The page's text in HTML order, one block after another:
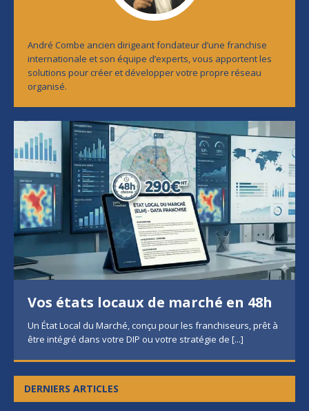
André Combe ancien dirigeant fondateur d’une franchise
internationale et son équipe d’experts, vous apportent les
solutions pour créer et développer votre propre réseau
organisé.
Vos états locaux de marché en 48h
Un État Local du Marché, conçu pour les franchiseurs, prêt à
être intégré dans votre DIP ou votre stratégie de [...]
DERNIERS ARTICLES